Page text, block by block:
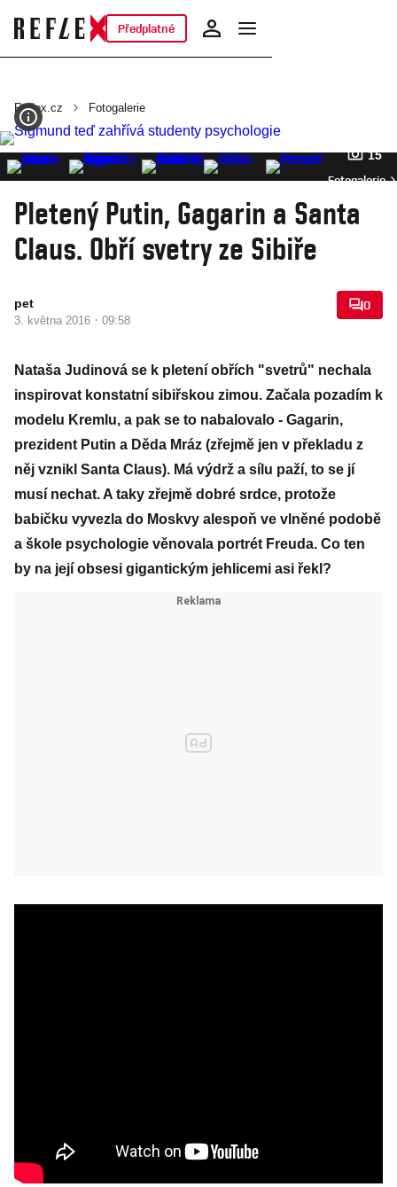
Předplatné
Reflex.cz Fotogalerie
15
Fotogalerie
Pletený Putin, Gagarin a Santa
Claus. Obří svetry ze Sibiře
pet
3. května 2016 · 09:58
0
Nataša Judinová se k pletení obřích "svetrů" nechala
inspirovat konstatní sibiřskou zimou. Začala pozadím k
modelu Kremlu, a pak se to nabalovalo - Gagarin,
prezident Putin a Děda Mráz (zřejmě jen v překladu z
něj vznikl Santa Claus). Má výdrž a sílu paží, to se jí
musí nechat. A taky zřejmě dobré srdce, protože
babičku vyvezla do Moskvy alespoň ve vlněné podobě
a škole psychologie věnovala portrét Freuda. Co ten
by na její obsesi gigantickým jehlicemi asi řekl?